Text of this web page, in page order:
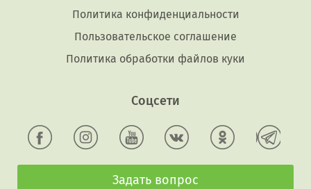
Политика конфиденциальности
Пользовательское соглашение
Политика обработки файлов куки
Соцсети
Задать вопрос